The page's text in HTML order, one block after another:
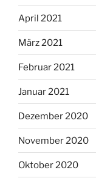
April 2021
März 2021
Februar 2021
Januar 2021
Dezember 2020
November 2020
Oktober 2020